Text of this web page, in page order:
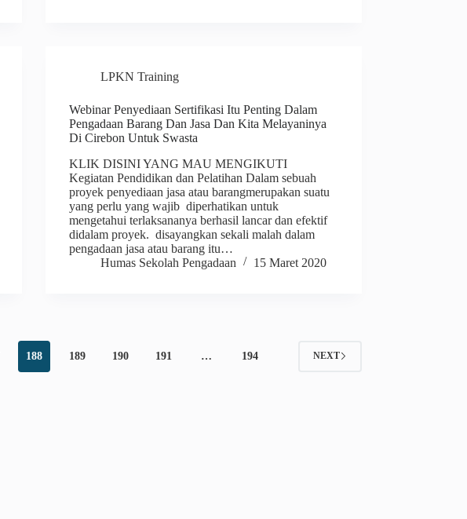
LPKN Training
Webinar Penyediaan Sertifikasi Itu Penting Dalam
Pengadaan Barang Dan Jasa Dan Kita Melayaninya
Di Cirebon Untuk Swasta
KLIK DISINI YANG MAU MENGIKUTI
Kegiatan Pendidikan dan Pelatihan Dalam sebuah
proyek penyediaan jasa atau barangmerupakan suatu
yang perlu yang wajib diperhatikan untuk
mengetahui terlaksananya berhasil lancar dan efektif
didalam proyek. disayangkan sekali malah dalam
pengadaan jasa atau barang itu…
Humas Sekolah Pengadaan
15 Maret 2020
188 189 190 191 … 194 NEXT